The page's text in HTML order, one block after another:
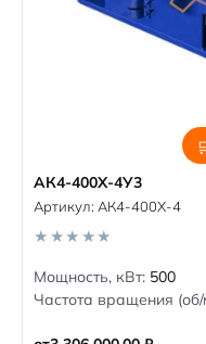
АК4-400Х-4У3
Артикул: АК4-400Х-4
0
o
u
Мощность, кВт: 500
Частота вращения (об/